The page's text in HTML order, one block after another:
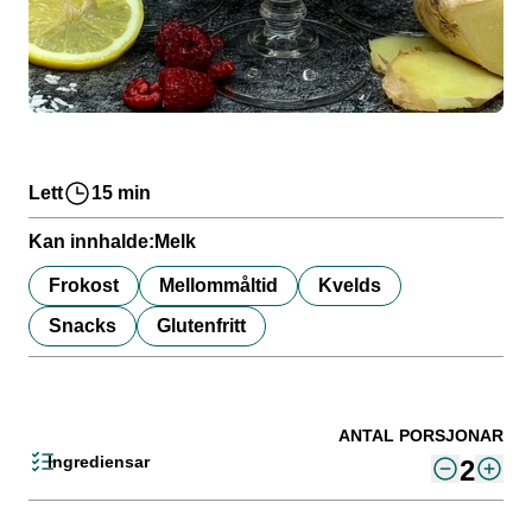
Lett 15 min
Kan innhalde: Melk
Frokost Mellommåltid
Kvelds
Snacks
Glutenfritt
Ingrediensar
ANTAL PORSJONAR
2